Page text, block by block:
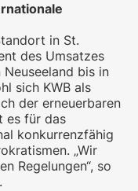
in St.
des Umsatzes
bis in
sich KWB als
der erneuerbaren
es für das
konkurrenzfähig
„Wir
Regelungen“, so